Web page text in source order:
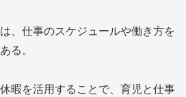
、仕事のスケジュールや働き方を
る。
暇を活用することで、育児と仕事